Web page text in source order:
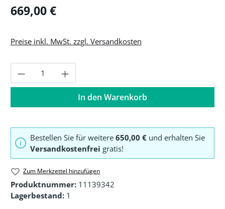
Regulärer Preis:
669,00 €
Preise inkl. MwSt. zzgl. Versandkosten
Produkt Anzahl: Gib den gewünschten
In den Warenkorb
Bestellen Sie für weitere 650,00 € und erhalten Sie
Versandkostenfrei gratis!
Zum Merkzettel hinzufügen
Produktnummer: 11139342
Lagerbestand: 1